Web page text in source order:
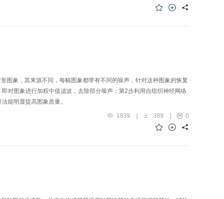
图象，其来源不同，每幅图象都带有不同的噪声，针对这种图象的恢复
对图象进行加权中值滤波，去除部分噪声；第2步利用自组织神经网络
能明显提高图象质量。
1939 | 389 |
0